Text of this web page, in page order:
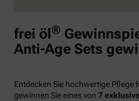
frei öl ®
Anti-Age Sets
Entdecken Sie hochwertige Pflege
gewinnen Sie eines von 7